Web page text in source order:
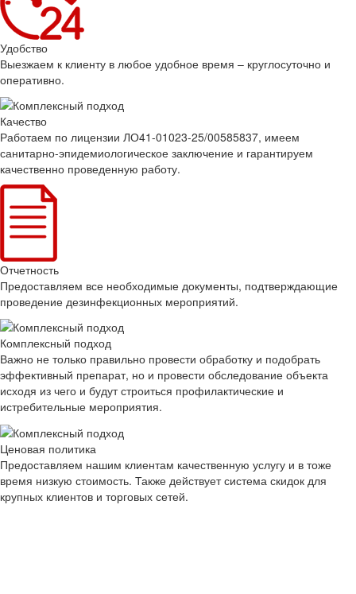
Удобство
Выезжаем к клиенту в любое удобное время – круглосуточно и
оперативно.
Качество
Работаем по лицензии ЛО41-01023-25/00585837, имеем
санитарно-эпидемиологическое заключение и гарантируем
качественно проведенную работу.
Отчетность
Предоставляем все необходимые документы, подтверждающие
проведение дезинфекционных мероприятий.
Комплексный подход
Важно не только правильно провести обработку и подобрать
эффективный препарат, но и провести обследование объекта
исходя из чего и будут строиться профилактические и
истребительные мероприятия.
Ценовая политика
Предоставляем нашим клиентам качественную услугу и в тоже
время низкую стоимость. Также действует система скидок для
крупных клиентов и торговых сетей.